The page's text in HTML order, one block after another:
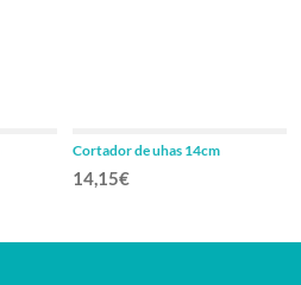
Cortador de uhas 14cm
14,15€